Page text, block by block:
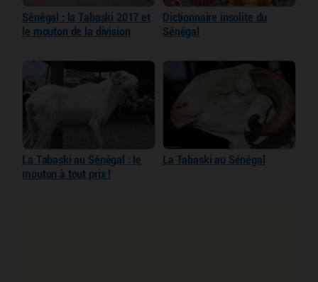
Sénégal : la Tabaski 2017 et
le mouton de la division
Dictionnaire insolite du
Sénégal
La Tabaski au Sénégal : le
mouton à tout prix !
La Tabaski au Sénégal